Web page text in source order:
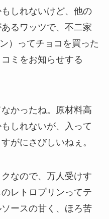
しれないけど、他の
るワッツで、不二家
）ってチョコを買った
ミをお知らせする
かったね。原材料高
しれないが、入って
がにさびしいねぇ。
なので、万人受けす
レトロプリンってテ
ースの甘く、ほろ苦